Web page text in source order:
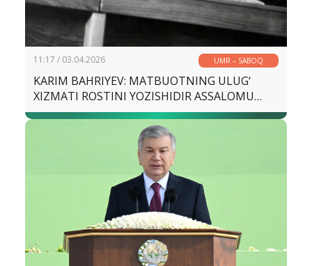
11:17 / 03.04.2026 UMR – SABOQ
KARIM BAHRIYEV: MATBUOTNING ULUG‘
XIZMATI ROSTINI YOZISHIDIR ASSALOMU
ALAYKUM, MAHORAT BILAN BIRGA
JASORATNI O‘RGANAYOTGAN JURNALIST